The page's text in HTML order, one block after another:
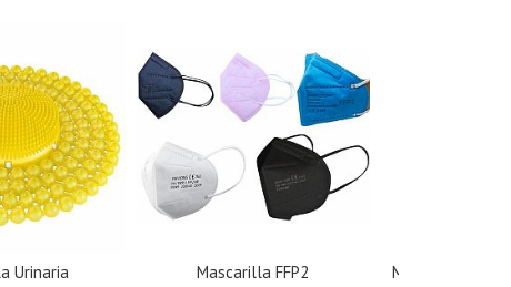
Urinaria Mascarilla FFP2 Mascarilla